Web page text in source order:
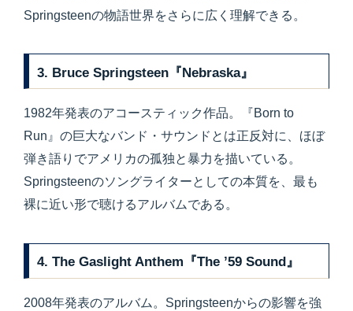
Springsteenの物語世界をさらに広く理解できる。
3. Bruce Springsteen『Nebraska』
1982年発表のアコースティック作品。『Born to
Run』の巨大なバンド・サウンドとは正反対に、ほぼ
弾き語りでアメリカの孤独と暴力を描いている。
Springsteenのソングライターとしての本質を、最も
裸に近い形で聴けるアルバムである。
4. The Gaslight Anthem『The ’59 Sound』
2008年発表のアルバム。Springsteenからの影響を強